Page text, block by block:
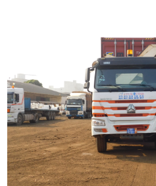
Voir la photo